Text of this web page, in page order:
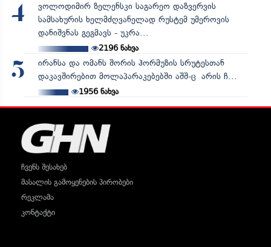
4
ვოლოდიმირ ზელენსკი საგარეო დაზვერვის
სამსახურის ხელმძღვანელად რუსტემ უმეროვის
დანიშვნას გეგმავს - უკრა...
2196ნახვა
5
ირანსა და ომანს შორის ჰორმუზის სრუტესთან
დაკავშირებით მოლაპარაკებებში აშშ-ც არის ჩ...
1956ნახვა
ჩვენს შესახებ
მასალის გამოყენების პირობები
რეკლამა
კონტაქტი